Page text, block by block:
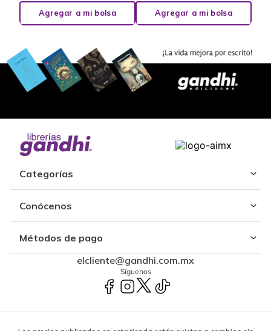
Agregar a mi bolsa Agregar a mi bolsa
Categorías
Conócenos
Métodos de pago
elcliente@gandhi.com.mx
Síguenos